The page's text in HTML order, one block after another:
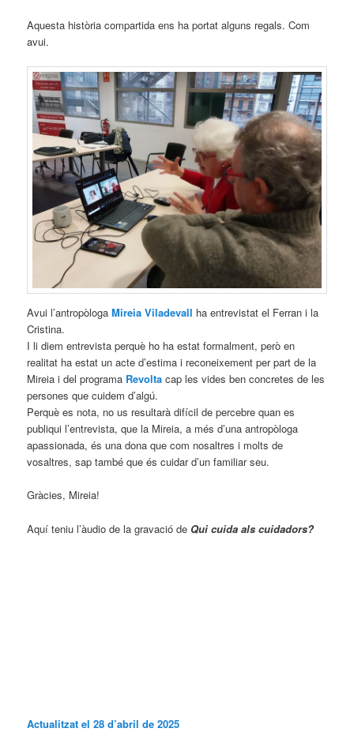
Aquesta història compartida ens ha portat alguns regals. Com
avui.
Avui l’antropòlogaMireia Viladevall ha entrevistat el Ferran i la
Cristina.
I li diem entrevista perquè ho ha estat formalment, però en
realitat ha estat un acte d’estima i reconeixement per part de la
Mireia i del programa Revolta cap les vides ben concretes de les
persones que cuidem d’algú.
Perquè es nota, no us resultarà difícil de percebre quan es
publiqui l’entrevista, que la Mireia, a més d’una antropòloga
apassionada, és una dona que com nosaltres i molts de
vosaltres, sap també que és cuidar d’un familiar seu.
Gràcies, Mireia!
Aquí teniu l’àudio de la gravació de Qui cuida als cuidadors?
Actualitzat el 28 d’abril de 2025